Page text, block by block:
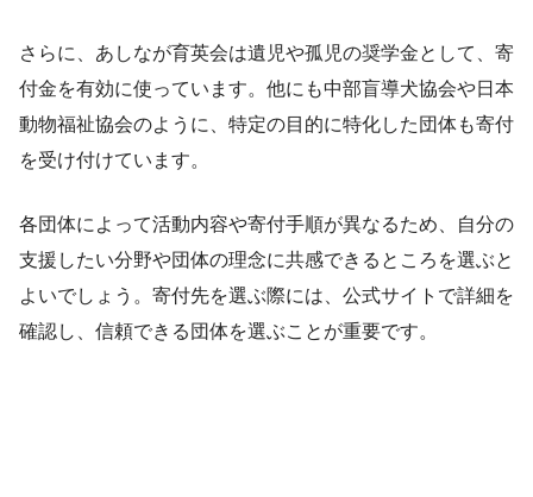
さらに、あしなが育英会は遺児や孤児の奨学金として、寄
付金を有効に使っています。他にも中部盲導犬協会や日本
動物福祉協会のように、特定の目的に特化した団体も寄付
を受け付けています。
各団体によって活動内容や寄付手順が異なるため、自分の
支援したい分野や団体の理念に共感できるところを選ぶと
よいでしょう。寄付先を選ぶ際には、公式サイトで詳細を
確認し、信頼できる団体を選ぶことが重要です。